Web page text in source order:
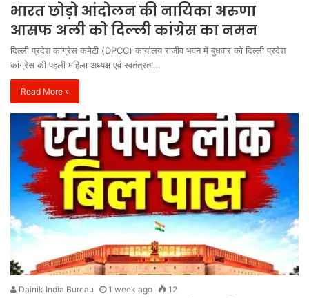
भारत छोड़ो आंदोलन की नायिका अरुणा
आसफ अली को दिल्ली कांग्रेस का नमन
दिल्ली प्रदेश कांग्रेस कमेटी (DPCC) कार्यालय राजीव भवन में बुधवार को दिल्ली प्रदेश
कांग्रेस की पहली महिला अध्यक्ष एवं स्वतंत्रता…
Read More »
Dainik India Bureau 1 week ago 12